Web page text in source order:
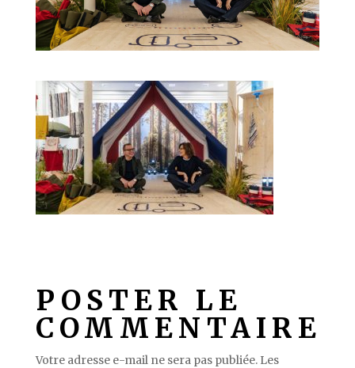
POSTER LE
COMMENTAIRE
Votre adresse e-mail ne sera pas publiée. Les